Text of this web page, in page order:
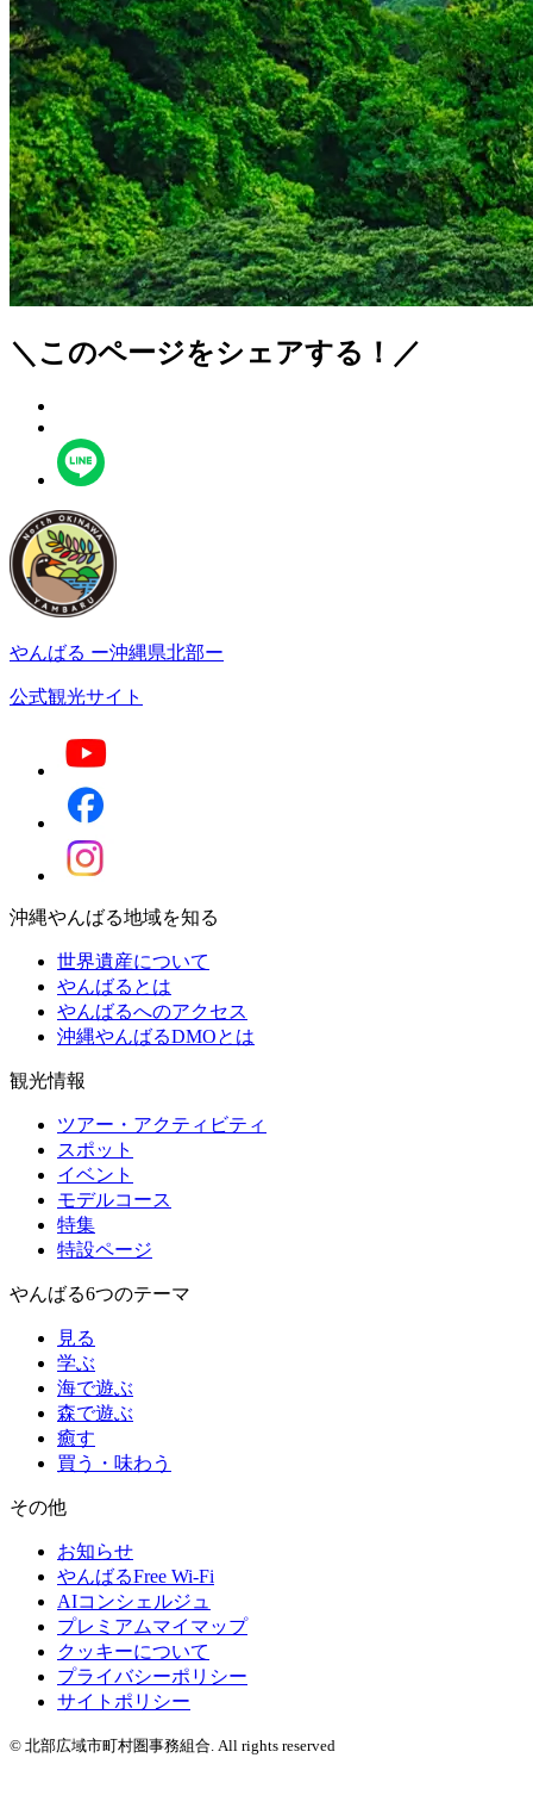
＼このページをシェアする！／
やんばる ー沖縄県北部ー
公式観光サイト
沖縄やんばる地域を知る
世界遺産について
やんばるとは
やんばるへのアクセス
沖縄やんばるDMOとは
観光情報
ツアー・アクティビティ
スポット
イベント
モデルコース
特集
特設ページ
やんばる6つのテーマ
見る
学ぶ
海で遊ぶ
森で遊ぶ
癒す
買う・味わう
その他
お知らせ
やんばるFree Wi-Fi
AIコンシェルジュ
プレミアムマイマップ
クッキーについて
プライバシーポリシー
サイトポリシー
© 北部広域市町村圏事務組合. All rights reserved